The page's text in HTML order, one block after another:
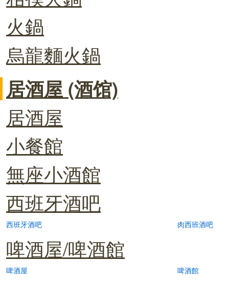
火鍋
烏龍麵火鍋
居酒屋 (酒馆)
居酒屋
小餐館
無座小酒館
西班牙酒吧
西班牙酒吧 肉西班酒吧
啤酒屋/啤酒館
啤酒屋 啤酒館